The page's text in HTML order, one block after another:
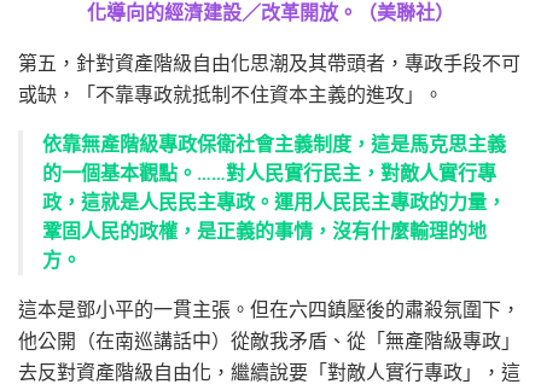
化導向的經濟建設／改革開放。（美聯社）
第五，針對資產階級自由化思潮及其帶頭者，專政手段不可
或缺，「不靠專政就抵制不住資本主義的進攻」。
依靠無產階級專政保衛社會主義制度，這是馬克思主義
的一個基本觀點。……對人民實行民主，對敵人實行專
政，這就是人民民主專政。運用人民民主專政的力量，
鞏固人民的政權，是正義的事情，沒有什麼輸理的地
方。
這本是鄧小平的一貫主張。但在六四鎮壓後的肅殺氛圍下，
他公開（在南巡講話中）從敵我矛盾、從「無產階級專政」
去反對資產階級自由化，繼續說要「對敵人實行專政」，這